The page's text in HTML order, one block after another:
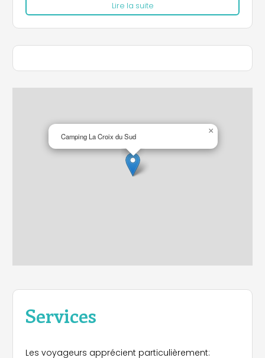
Lire la suite
Camping La Croix du Sud
×
Services
Les voyageurs apprécient particulièrement: